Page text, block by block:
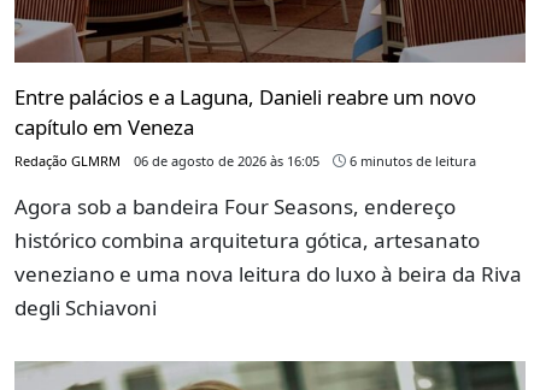
Entre palácios e a Laguna, Danieli reabre um novo
capítulo em Veneza
Redação GLMRM 06 de agosto de 2026 às 16:05 6 minutos de leitura
Agora sob a bandeira Four Seasons, endereço
histórico combina arquitetura gótica, artesanato
veneziano e uma nova leitura do luxo à beira da Riva
degli Schiavoni